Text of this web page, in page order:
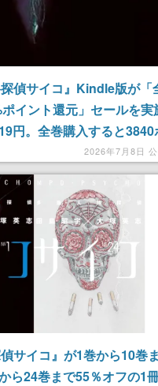
偵サイコ』Kindle版が「
イント還元」セールを実
円。全巻購入すると3840
2026年7月8日
サイコ』が1巻から10巻ま
ら24巻まで55％オフの1